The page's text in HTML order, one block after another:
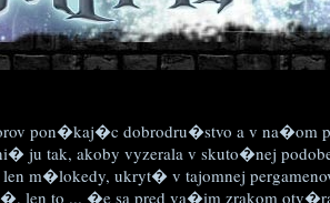
pon�kaj�c dobrodru�stvo a v na�om
ju tak, akoby vyzerala v skuto�nej
m�lokedy, ukryt� v tajomnej
len to ... �e sa pred va�im zrakom